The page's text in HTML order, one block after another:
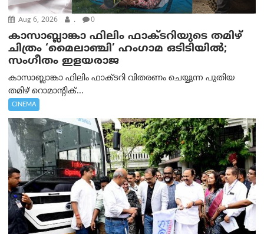
Aug 6, 2026 . 0
കാസാബ്ലാങ്കാ ഫിലിം ഫാക്ടറിയുടെ തമിഴ്
ചിത്രം ‘മൈലാഞ്ചി’ ഹംഗാമ ഒടിടിയിൽ;
സംഗീതം ഇളയരാജ
കാസാബ്ലാങ്കാ ഫിലിം ഫാക്ടറി വിതരണം ചെയ്യുന്ന പുതിയ
തമിഴ് റൊമാന്റിക്...
CINEMA